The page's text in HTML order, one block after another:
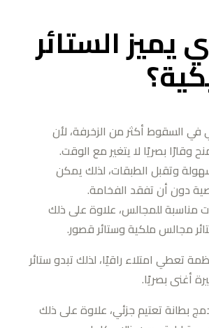
يميز الستائر
في السقوط أكثر من الزخرفة، لأن
وقارًا بصريًا لا يتغير مع الوقت.
وتقبل الطبقات، لذلك يمكن
دون أن تفقد الفخامة.
مناسبة للمجالس، علاوة على ذلك
مجالس ملكية وستائر قصور.
تعطي امتلاء راقيًا، لذلك تبدو ستائر
أغنى بصريًا.
بطانة تعتيم جزئي، علاوة على ذلك